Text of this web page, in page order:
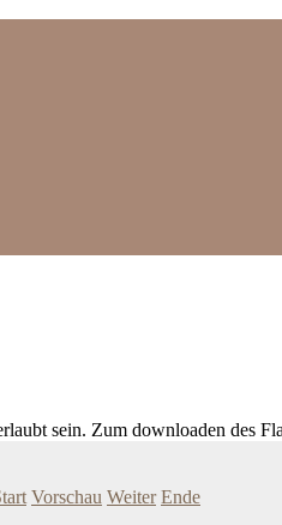
sein. Zum downloaden des
Vorschau Weiter Ende